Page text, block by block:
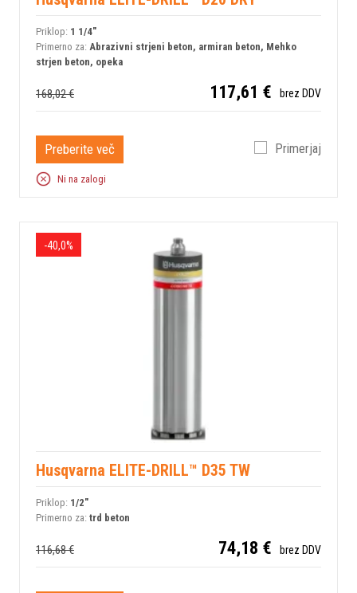
Priklop: 1 1/4"
Primerno za: Abrazivni strjeni beton, armiran beton, Mehko
strjen beton, opeka
168,02 € 117,61 € brez DDV
Preberite več Primerjaj
Ni na zalogi
-40,0%
Husqvarna ELITE-DRILL™ D35 TW
Priklop: 1/2"
Primerno za: trd beton
116,68 € 74,18 € brez DDV